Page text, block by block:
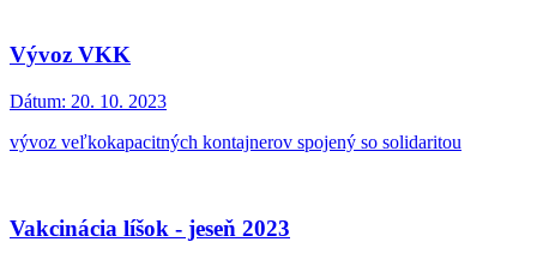
Vývoz VKK
Dátum: 20. 10. 2023
vývoz veľkokapacitných kontajnerov spojený so solidaritou
Vakcinácia líšok - jeseň 2023